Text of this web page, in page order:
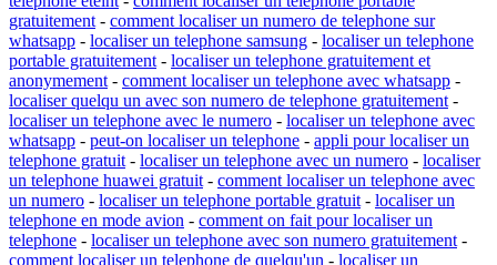
gratuitement - comment localiser un numero de telephone sur
whatsapp - localiser un telephone samsung - localiser un telephone
portable gratuitement - localiser un telephone gratuitement et
anonymement - comment localiser un telephone avec whatsapp -
localiser quelqu un avec son numero de telephone gratuitement -
localiser un telephone avec le numero - localiser un telephone avec
whatsapp - peut-on localiser un telephone - appli pour localiser un
telephone gratuit - localiser un telephone avec un numero - localiser
un telephone huawei gratuit - comment localiser un telephone avec
un numero - localiser un telephone portable gratuit - localiser un
telephone en mode avion - comment on fait pour localiser un
telephone - localiser un telephone avec son numero gratuitement -
comment localiser un telephone de quelqu'un - localiser un